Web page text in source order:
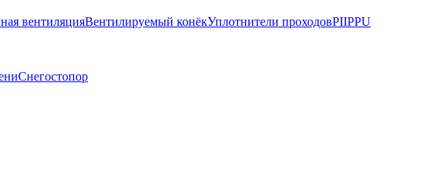
вентиляцияВентилируемый конёкУплотнители проходовPIIPPU
Снегостопор